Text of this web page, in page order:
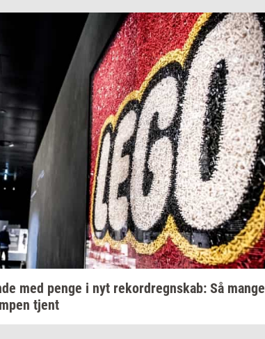
med penge i nyt re­kor­dregn­skab: Så mange
tjent